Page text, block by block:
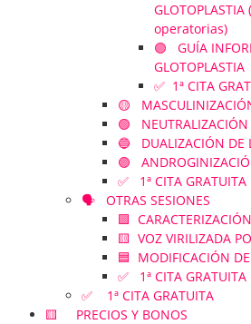
operatorias)
🟣 GUÍA
GLOTOPLASTIA
✅ 1ª CITA
🟡
🟢 NEUTRALIZACIÓN
🔵 DUALIZACIÓN DE
🟣
✅ 1ª CITA GRATUITA
🗣️ OTRAS SESIONES
🟪
🟨 VOZ VIRILIZADA
🟦 MODIFICACIÓN
✅ 1ª CITA GRATUITA
✅ 1ª CITA GRATUITA
🟨 PRECIOS Y BONOS